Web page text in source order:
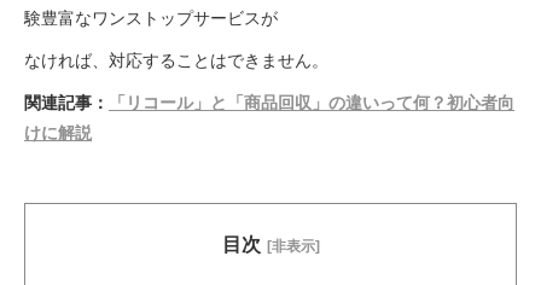
験豊富なワンストップサービスが
なければ、対応することはできません。
関連記事：
「リコール」と「商品回収」の違いって何？初心者向
けに解説
目次 [非表示]